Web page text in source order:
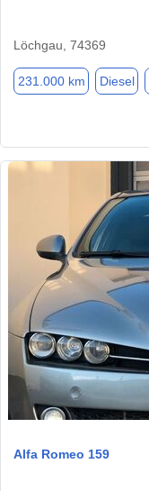
Löchgau, 74369
231.000 km Diesel
Alfa Romeo 159